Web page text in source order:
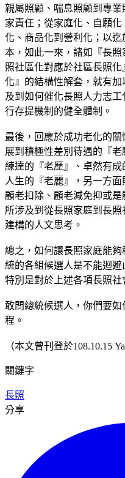
親屬照顧、喘息照顧到專
家責任；從家庭化、自願
化、商品化到營利化；以
本，如此一來，諸如『長
照社區化對應於社區長照
化』的結構性解套，就有
及到如何催化長照人力志
行存提機制的健全體制。
最後，回應於成功老化的
展到積極性差別待遇的『
練達的『老歷』、卓然有
人生的『老麗』，另一方
顧老扣除、顧老減免抑或
所涉及到從長照家庭到長
建構的人文思考。
總之，如何讓長照家庭能
統的各組候選人是不能迴避
特別是對於上述各項長照社
敢問總統候選人，你們要
程。
（本文曾刊登於108.10.15
關鍵字
長照
分享